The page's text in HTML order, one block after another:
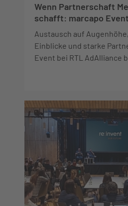
Wenn Partnerschaft
schafft: marcapo
Austausch auf
Einblicke und starke
Event bei RTL AdAlliance